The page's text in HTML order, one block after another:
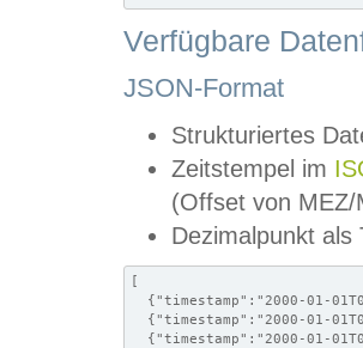
Verfügbare
JSON-Format
Strukturiertes
Zeitstempel im
(Offset von MEZ/
Dezimalpunkt als
[
{"timestamp":"2000-01-
{"timestamp":"2000-01-
{"timestamp":"2000-01-